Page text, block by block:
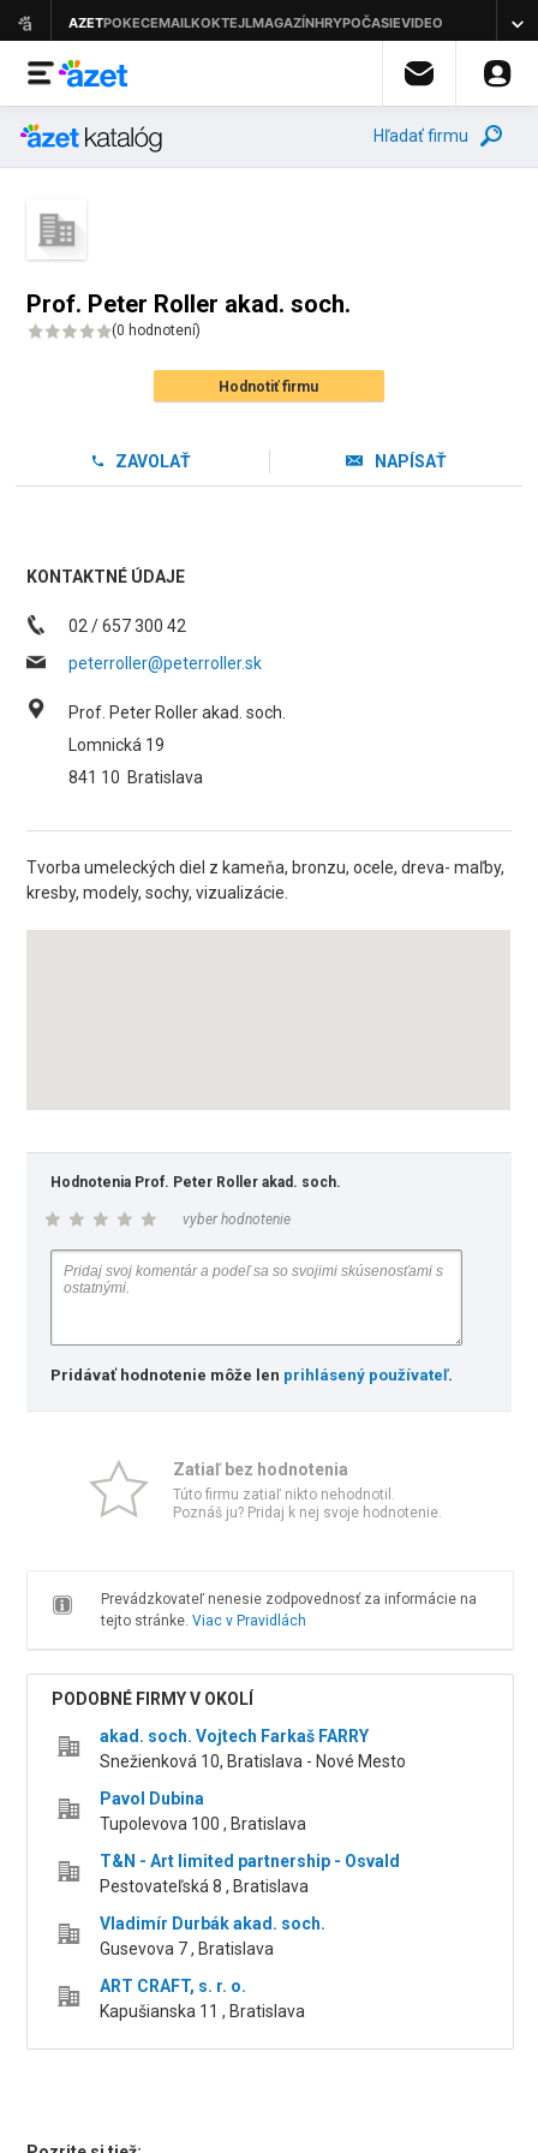
Hľadať firmu
Prof. Peter Roller akad. soch.
(0 hodnotení)
Hodnotiť firmu
ZAVOLAŤ NAPÍSAŤ
KONTAKTNÉ ÚDAJE
02 / 657 300 42
peterroller@peterroller.sk
Prof. Peter Roller akad. soch.
Lomnická 19
841 10 Bratislava
Tvorba umeleckých diel z kameňa, bronzu, ocele, dreva- maľby,
kresby, modely, sochy, vizualizácie.
Hodnotenia Prof. Peter Roller akad. soch.
vyber hodnotenie
Pridávať hodnotenie môže len prihlásený používateľ.
Zatiaľ bez hodnotenia
Túto firmu zatiaľ nikto nehodnotil.
Poznáš ju? Pridaj k nej svoje hodnotenie.
Prevádzkovateľ nenesie zodpovednosť za informácie na
tejto stránke. Viac v Pravidlách
PODOBNÉ FIRMY V OKOLÍ
akad. soch. Vojtech Farkaš FARRY
Snežienková 10, Bratislava - Nové Mesto
Pavol Dubina
Tupolevova 100 , Bratislava
T&N - Art limited partnership - Osvald
Pestovateľská 8 , Bratislava
Vladimír Durbák akad. soch.
Gusevova 7 , Bratislava
ART CRAFT, s. r. o.
Kapušianska 11 , Bratislava